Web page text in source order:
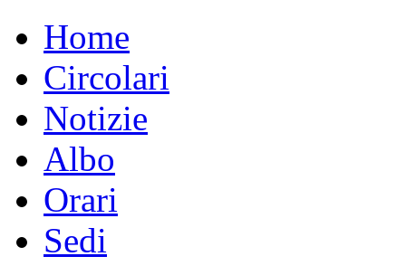
Home
Circolari
Notizie
Albo
Orari
Sedi